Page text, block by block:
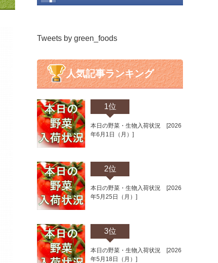
Tweets by green_foods
人気記事ランキング
1位
本日の野菜・生物入荷状況 [2026
年6月1日（月）]
2位
本日の野菜・生物入荷状況 [2026
年5月25日（月）]
3位
本日の野菜・生物入荷状況 [2026
年5月18日（月）]